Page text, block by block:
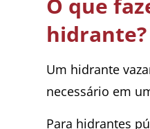
O que
hidrante?
Um hidrante
necessário em
Para hidrantes